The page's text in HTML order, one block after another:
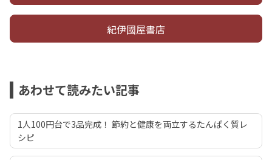
紀伊國屋書店
あわせて読みたい記事
1人100円台で3品完成！ 節約と健康を両立するたんぱく質レ
シピ